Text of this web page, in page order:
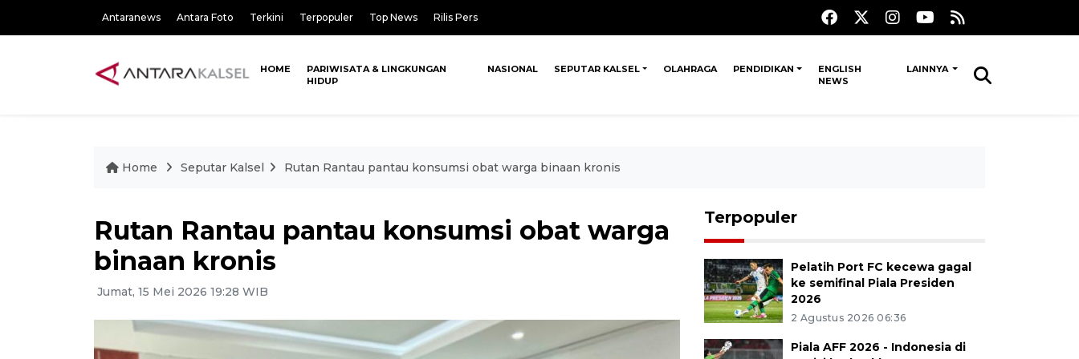
Antaranews Antara Foto Terkini Terpopuler Top News Rilis Pers
HOME
PARIWISATA & LINGKUNGAN
HIDUP
NASIONAL SEPUTAR KALSEL OLAHRAGA PENDIDIKAN
ENGLISH
NEWS
LAINNYA
Home Seputar Kalsel Rutan Rantau pantau konsumsi obat warga binaan kronis
Rutan Rantau pantau konsumsi obat warga
binaan kronis
Jumat, 15 Mei 2026 19:28 WIB
Terpopuler
Pelatih Port FC kecewa gagal
ke semifinal Piala Presiden
2026
2 Agustus 2026 06:36
Piala AFF 2026 - Indonesia di